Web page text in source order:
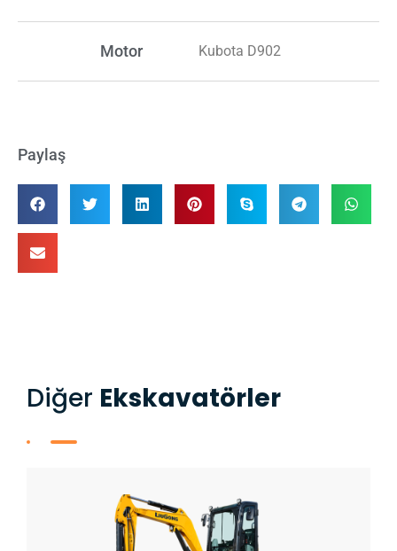
Motor Kubota D902
Paylaş
Diğer​ Ekskavatörler